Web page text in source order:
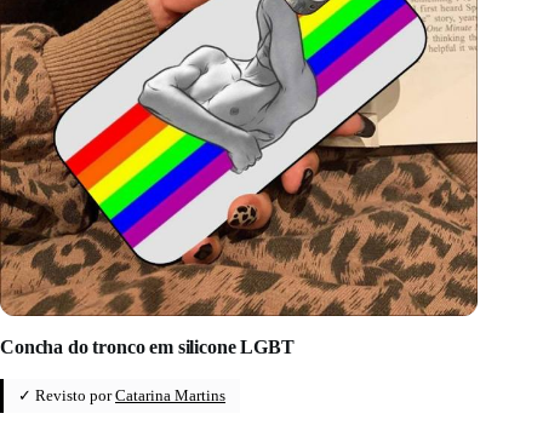
Concha do tronco em silicone LGBT
✓ Revisto porCatarina Martins